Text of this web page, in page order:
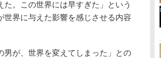
。この世界には早すぎた」という
世界に与えた影響を感じさせる内容
男が、世界を変えてしまった」との